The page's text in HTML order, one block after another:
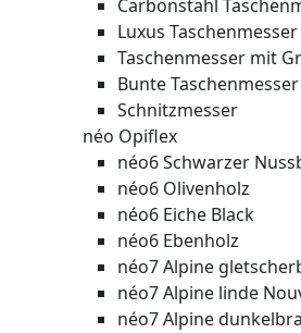
Carbonstahl
Luxus Taschenmesser
Taschenmesser mit
Bunte Taschenmesser
Schnitzmesser
néo Opiflex
néo6 Schwarzer
néo6 Olivenholz
néo6 Eiche Black
néo6 Ebenholz
néo7 Alpine
néo7 Alpine linde
néo7 Alpine